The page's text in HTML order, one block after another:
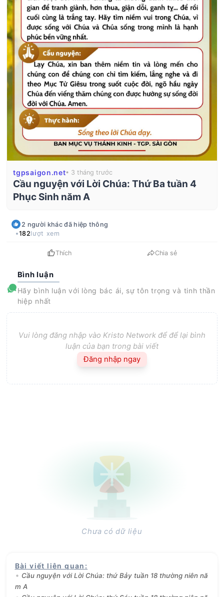
tgpsaigon.net• 3 tháng trước
Cầu nguyện với Lời Chúa: Thứ Ba tuần 4
Phục Sinh năm A
2 người khác đã hiệp thông
182lượt xem
Thích Chia sẻ
Bình luận
Hãy bình luận với lòng bác ái, sự tôn trọng và tinh thần
hiệp nhất
Vui lòng đăng nhập vào Kristo Network để để lại bình
luận của bạn trong bài viết
Đăng nhập ngay
Chưa có dữ liệu
Bài viết liên quan :
Cầu nguyện với Lời Chúa: thứ Bảy tuần 18 thường niên nă
m A